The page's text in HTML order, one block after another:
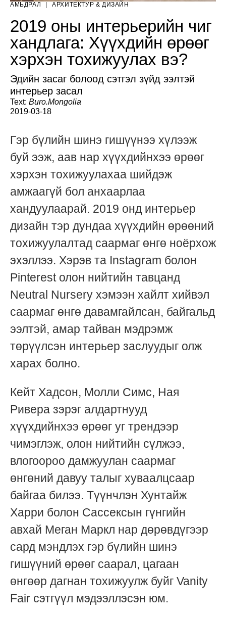
АМЬДРАЛ | AРХИТЕКТУР & ДИЗАЙН
2019 оны интерьерийн чиг
хандлага: Хүүхдийн өрөөг
хэрхэн тохижуулах вэ?
Эдийн засаг болоод сэтгэл зүйд ээлтэй
интерьер засал
Text: Buro.Mongolia
2019-03-18
Гэр бүлийн шинэ гишүүнээ хүлээж
буй ээж, аав нар хүүхдийнхээ өрөөг
хэрхэн тохижуулахаа шийдэж
амжаагүй бол анхаарлаа
хандуулаарай. 2019 онд интерьер
дизайн тэр дундаа хүүхдийн өрөөний
тохижуулалтад саармаг өнгө ноёрхож
эхэллээ. Хэрэв та Instagram болон
Pinterest олон нийтийн тавцанд
Neutral Nursery хэмээн хайлт хийвэл
саармаг өнгө давамгайлсан, байгальд
ээлтэй, амар тайван мэдрэмж
төрүүлсэн интерьер заслуудыг олж
харах болно.
Кейт Хадсон, Молли Симс, Ная
Ривера зэрэг алдартнууд
хүүхдийнхээ өрөөг уг трендээр
чимэглэж, олон нийтийн сүлжээ,
влогоороо дамжуулан саармаг
өнгөний давуу талыг хуваалцсаар
байгаа билээ. Түүнчлэн Хунтайж
Харри болон Сассексын гүнгийн
авхай Меган Маркл нар дөрөвдүгээр
сард мэндлэх гэр бүлийн шинэ
гишүүний өрөөг саарал, цагаан
өнгөөр дагнан тохижуулж буйг Vanity
Fair сэтгүүл мэдээллэсэн юм.